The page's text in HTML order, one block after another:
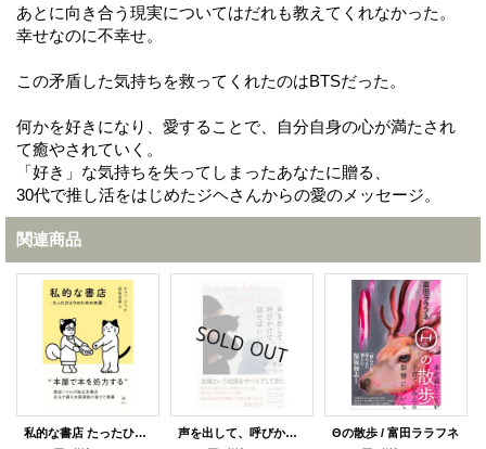
あとに向き合う現実についてはだれも教えてくれなかった。
幸せなのに不幸せ。
この矛盾した気持ちを救ってくれたのはBTSだった。
何かを好きになり、愛することで、自分自身の心が満たされ
て癒やされていく。
「好き」な気持ちを失ってしまったあなたに贈る、
30代で推し活をはじめたジヘさんからの愛のメッセージ。
関連商品
私的な書店 たったひとりのための本屋
声を出して、呼びかけて、話せばいいの / イ・ラン (著), 斎藤真理子 (翻訳), 浜辺ふう (翻訳)
Θの散歩 / 富田ララフネ